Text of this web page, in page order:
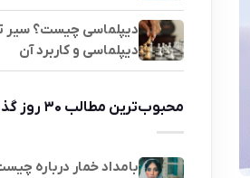
دیپلماسی چیست؟ سیر تا
دیپلماسی و کاربرد آن
محبوب‌ترین مطالب ۳۰ روز گذشته
بامداد خمار درباره